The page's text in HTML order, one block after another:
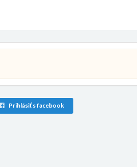
Prihlásiť s facebook